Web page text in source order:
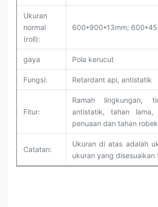
Ukuran
normal
(roll):
600*900*13mm;
gaya Pola kerucut
Fungsi: Retardant api, antistatik
Fitur:
Ramah lingkungan,
antistatik, tahan lama,
penuaan dan tahan
Catatan:
Ukuran di atas adalah
ukuran yang disesuaikan